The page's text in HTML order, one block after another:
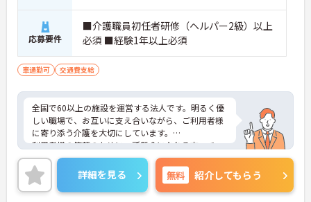
応募要件
■介護職員初任者研修（ヘルパー2級）以上
必須 ■経験1年以上必須
車通勤可 交通費支給
全国で60以上の施設を運営する法人です。明るく優
しい職場で、お互いに支え合いながら、ご利用者様
に寄り添う介護を大切にしています。
利用者様の笑顔のために一所懸命になれる方・チー
ム連携を大切に勤務出来る方を歓迎しています。
ご興味ある方には、面接対策ポイントなど、さらに
詳細をお話しいたしますのでお気軽にご相談くださ
い！
詳細を見る 無料 紹介してもらう